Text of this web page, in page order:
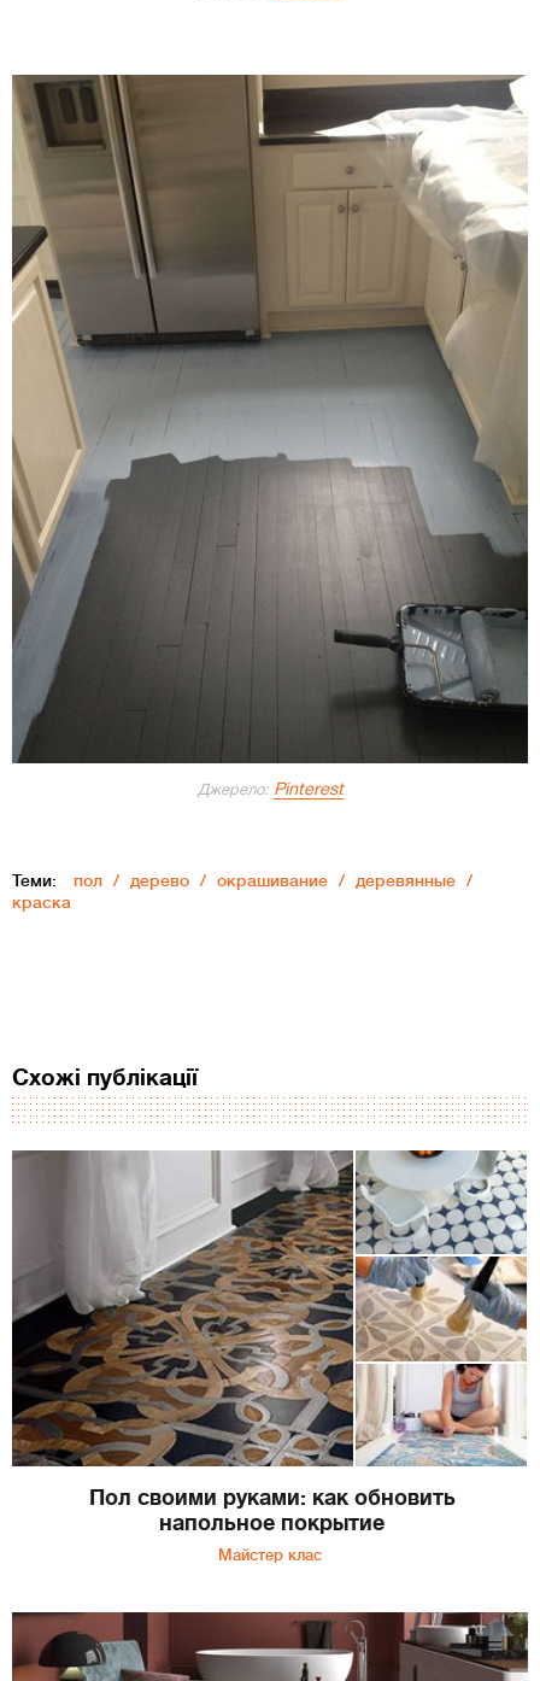
Джерело: Pinterest
Теми: пол дерево окрашивание
деревянные
краска
Схожі публікації
Пол своими руками: как обновить
напольное покрытие
Майстер клас